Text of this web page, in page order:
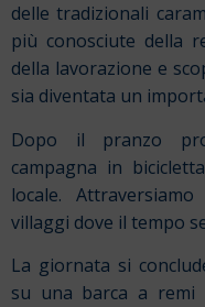
delle tradizionali
più conosciute della
della lavorazione e
sia diventata un
Dopo il pranzo
campagna in
locale.
villaggi dove il tempo
La giornata si
su una barca a remi